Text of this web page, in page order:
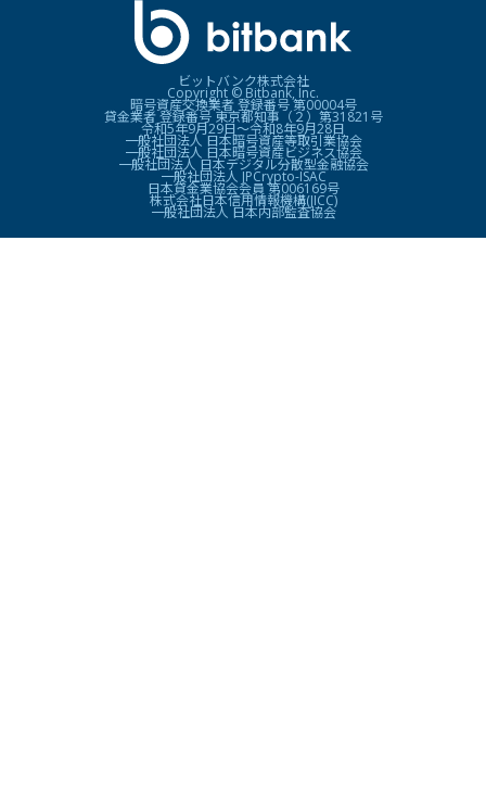
ビットバンク株式会社
Copyright © Bitbank, Inc.
暗号資産交換業者 登録番号 第00004号
貸金業者 登録番号 東京都知事（２）第31821号
令和5年9月29日〜令和8年9月28日
一般社団法人 日本暗号資産等取引業協会
一般社団法人 日本暗号資産ビジネス協会
一般社団法人 日本デジタル分散型金融協会
一般社団法人 JPCrypto-ISAC
日本貸金業協会会員 第006169号
株式会社日本信用情報機構(JICC)
一般社団法人 日本内部監査協会